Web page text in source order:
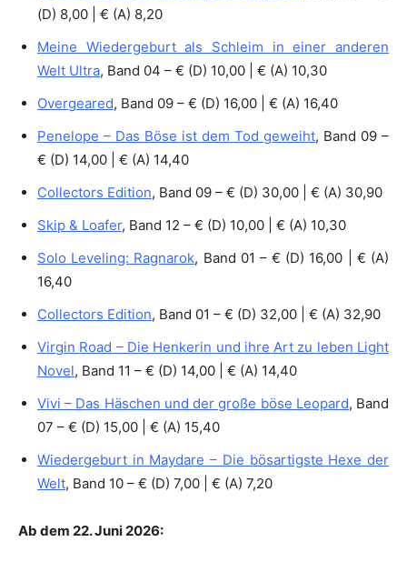
(D) 8,00 | € (A) 8,20
Meine Wiedergeburt als Schleim in einer anderen
Welt Ultra, Band 04 – € (D) 10,00 | € (A) 10,30
Overgeared, Band 09 – € (D) 16,00 | € (A) 16,40
Penelope – Das Böse ist dem Tod geweiht, Band 09 –
€ (D) 14,00 | € (A) 14,40
Collectors Edition, Band 09 – € (D) 30,00 | € (A) 30,90
Skip & Loafer, Band 12 – € (D) 10,00 | € (A) 10,30
Solo Leveling: Ragnarok, Band 01 – € (D) 16,00 | € (A)
16,40
Collectors Edition, Band 01 – € (D) 32,00 | € (A) 32,90
Virgin Road – Die Henkerin und ihre Art zu leben Light
Novel, Band 11 – € (D) 14,00 | € (A) 14,40
Vivi – Das Häschen und der große böse Leopard, Band
07 – € (D) 15,00 | € (A) 15,40
Wiedergeburt in Maydare – Die bösartigste Hexe der
Welt, Band 10 – € (D) 7,00 | € (A) 7,20
Ab dem 22. Juni 2026: